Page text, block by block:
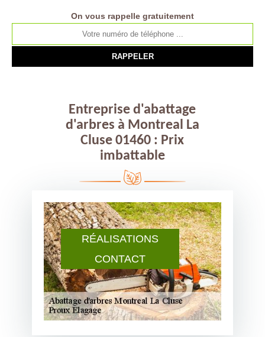
RÉALISATIONS
CONTACT
On vous rappelle gratuitement
Entreprise d'abattage
d'arbres à Montreal La
Cluse 01460 : Prix
imbattable